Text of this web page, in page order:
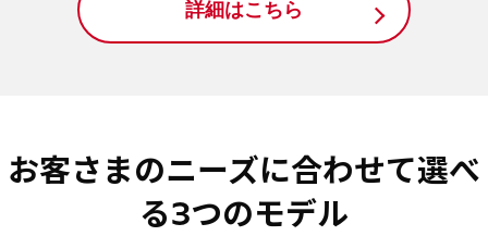
詳細はこちら
お客さまのニーズに合わせて選べ
る3つのモデル